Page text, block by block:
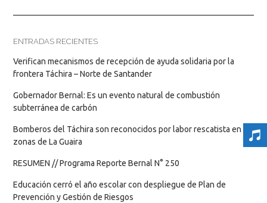
ENTRADAS RECIENTES
Verifican mecanismos de recepción de ayuda solidaria por la
frontera Táchira – Norte de Santander
Gobernador Bernal: Es un evento natural de combustión
subterránea de carbón
Bomberos del Táchira son reconocidos por labor rescatista en
zonas de La Guaira
RESUMEN // Programa Reporte Bernal N° 250
Educación cerró el año escolar con despliegue de Plan de
Prevención y Gestión de Riesgos